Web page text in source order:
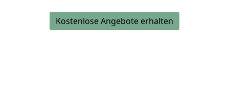
Kostenlose Angebote erhalten